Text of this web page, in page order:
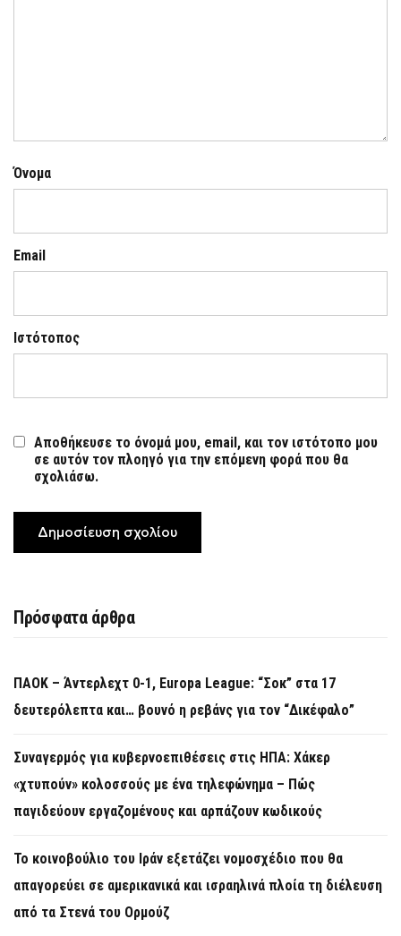
Όνομα
Email
Ιστότοπος
Αποθήκευσε το όνομά μου, email, και τον ιστότοπο μου
σε αυτόν τον πλοηγό για την επόμενη φορά που θα
σχολιάσω.
Πρόσφατα άρθρα
ΠΑΟΚ – Άντερλεχτ 0-1, Europa League: “Σοκ” στα 17
δευτερόλεπτα και… βουνό η ρεβάνς για τον “Δικέφαλο”
Συναγερμός για κυβερνοεπιθέσεις στις ΗΠΑ: Χάκερ
«χτυπούν» κολοσσούς με ένα τηλεφώνημα – Πώς
παγιδεύουν εργαζομένους και αρπάζουν κωδικούς
Το κοινοβούλιο του Ιράν εξετάζει νομοσχέδιο που θα
απαγορεύει σε αμερικανικά και ισραηλινά πλοία τη διέλευση
από τα Στενά του Ορμούζ